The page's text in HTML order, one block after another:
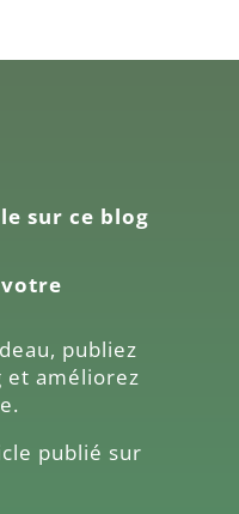
sur ce blog
votre
, publiez
et améliorez
publié sur